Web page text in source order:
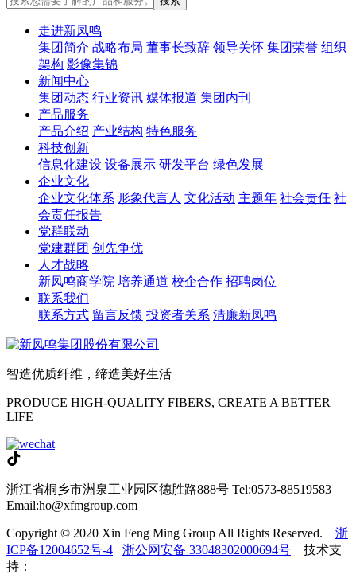
走进新凤鸣
集团简介 战略布局 董事长致辞 领导关怀 集团荣誉 组织
架构 影像集锦
新闻中心
集团动态 行业资讯 媒体报道 集团内刊
产品服务
产品介绍 产业结构 特色服务
科技创新
信息化建设 设备展示 研发平台 绿色发展
企业文化
企业文化体系 形象代言人 文化活动 主题年 社会责任 社
会责任报告
党群联动
党建群团 创先争优
人才战略
新凤鸣商学院 培养通道 校企合作 招聘岗位
联系我们
联系方式 留言反馈 投资者关系 清廉新凤鸣
智造优质纤维，缔造美好生活
PRODUCE HIGH-QUALITY FIBERS, CREATE A BETTER
LIFE
浙江省桐乡市洲泉工业园区德胜路888号 Tel:0573-88519583
Email:ho@xfmgroup.com
Copyright © 2020 Xin Feng Ming Group All Rights Reserved. 浙
ICP备12004652号-4
浙公网安备 33048302000694号 技术支
持：